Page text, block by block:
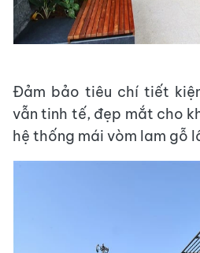
Đảm bảo tiêu chí tiết
vẫn tinh tế, đẹp mắt cho
hệ thống mái vòm lam gỗ